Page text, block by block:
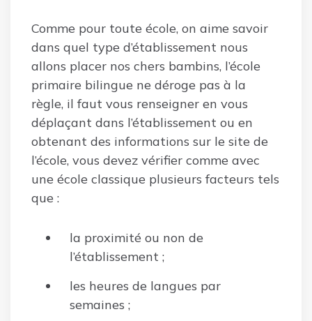
Comme pour toute école, on aime savoir
dans quel type d’établissement nous
allons placer nos chers bambins, l’école
primaire bilingue ne déroge pas à la
règle, il faut vous renseigner en vous
déplaçant dans l’établissement ou en
obtenant des informations sur le site de
l’école, vous devez vérifier comme avec
une école classique plusieurs facteurs tels
que :
la proximité ou non de
l’établissement ;
les heures de langues par
semaines ;